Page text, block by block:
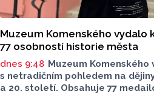
Muzeum Komenského vydalo
77 osobností historie města
dnes 9:48 Muzeum
s netradičním pohledem na
a 20. století. Obsahuje 77